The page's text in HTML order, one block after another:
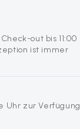
out bis 11:00
ist immer
Uhr zur Verfügung